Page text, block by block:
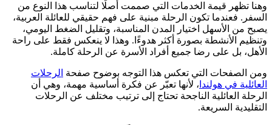
وهنا تظهر قيمة الخدمات التي صممت أصلًا لتناسب هذا النوع من
السفر. فعندما تكون الرحلة مبنية على فهم حقيقي للعائلة العربية،
يصبح من الأسهل اختيار المدن المناسبة، وتقليل الضغط اليومي،
وتنظيم الأنشطة بصورة أكثر هدوءًا. وهذا لا ينعكس فقط على راحة
الأهل، بل على رضا جميع أفراد الأسرة عن الرحلة كاملة.
ومن الصفحات التي تعكس هذا التوجه بوضوح صفحة الرحلات
العائلية في هولندا ، لأنها تعبّر عن فكرة أساسية مهمة، وهي أن
الرحلة العائلية الناجحة تحتاج إلى ترتيب مختلف عن الرحلات
التقليدية السريعة.